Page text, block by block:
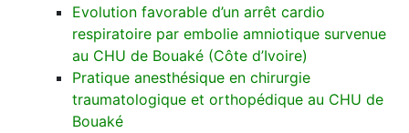
Evolution favorable d’un arrêt cardio
respiratoire par embolie amniotique survenue
au CHU de Bouaké (Côte d’Ivoire)
Pratique anesthésique en chirurgie
traumatologique et orthopédique au CHU de
Bouaké